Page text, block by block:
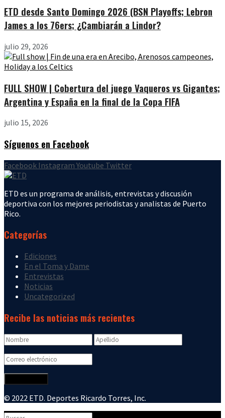
ETD desde Santo Domingo 2026 (BSN Playoffs; Lebron
James a los 76ers; ¿Cambiarán a Lindor?
julio 29, 2026
FULL SHOW | Cobertura del juego Vaqueros vs Gigantes;
Argentina y España en la final de la Copa FIFA
julio 15, 2026
Síguenos en Facebook
Facebook Instagram Youtube Twitter
ETD es un programa de análisis, entrevistas y discusión
deportiva con los mejores periodistas y analistas de Puerto
Rico.
Categorías
Ediciones
En el Toma y Dame
Entrevistas
Noticias
Uncategorized
Recibe las noticias más recientes
© 2022 ETD. Deportes Ricardo Torres, Inc.